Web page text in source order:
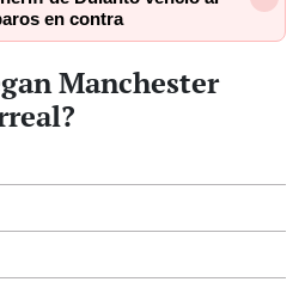
en contra
Manchester